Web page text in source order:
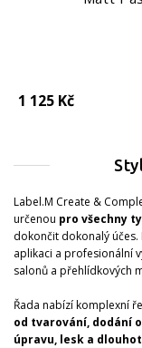
1 125 Kč
Label.M Create &
určenou pro všechny
dokončit dokonalý
aplikaci a profesionální
salonů a přehlídkových
Řada nabízí komplexní
od tvarování, dodání
úpravu, lesk a